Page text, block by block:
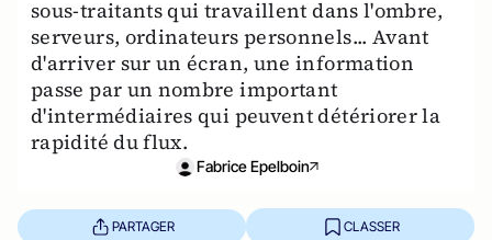
sous-traitants qui travaillent dans l'ombre,
serveurs, ordinateurs personnels... Avant
d'arriver sur un écran, une information
passe par un nombre important
d'intermédiaires qui peuvent détériorer la
rapidité du flux.
Fabrice Epelboin
PARTAGER CLASSER